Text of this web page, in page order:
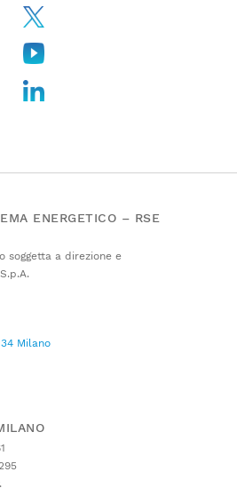
ENERGETICO – RSE
soggetta a direzione e
Milano